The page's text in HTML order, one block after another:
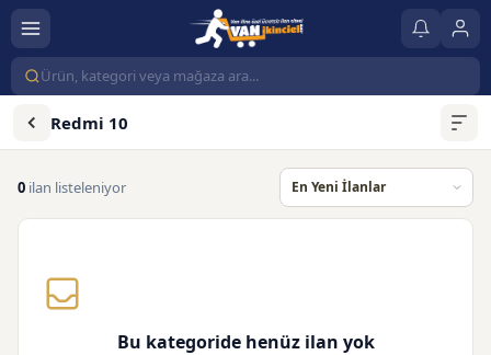
Redmi 10
0 ilan listeleniyor
Bu kategoride henüz ilan yok